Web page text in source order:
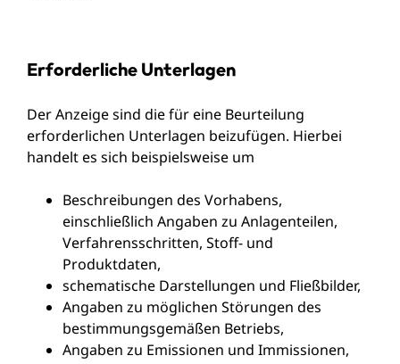
Erforderliche Unterlagen
Der Anzeige sind die für eine Beurteilung
erforderlichen Unterlagen beizufügen. Hierbei
handelt es sich beispielsweise um
Beschreibungen des Vorhabens,
einschließlich Angaben zu Anlagenteilen,
Verfahrensschritten, Stoff- und
Produktdaten,
schematische Darstellungen und Fließbilder,
Angaben zu möglichen Störungen des
bestimmungsgemäßen Betriebs,
Angaben zu Emissionen und Immissionen,